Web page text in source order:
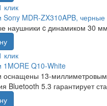
клик
Sony MDR-ZX310APB, черные
наушники c динамиком 30
клик
1MORE Q10-White
оснащены 13-миллиметровым
Bluetooth 5.3 гарантирует